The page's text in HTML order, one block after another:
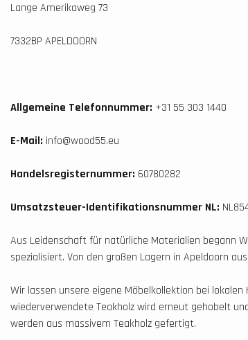
Lange Amerikaweg 73
7332BP APELDOORN
Allgemeine Telefonnummer: +31 55 303 1440
E-Mail: info@wood55.eu
Handelsregisternummer: 60780282
Umsatzsteuer-Identifikationsnummer NL:
Aus Leidenschaft für natürliche Materialien begann
spezialisiert. Von den großen Lagern in Apeldoorn
Wir lassen unsere eigene Möbelkollektion bei
wiederverwendete Teakholz wird erneut gehobelt
werden aus massivem Teakholz gefertigt.